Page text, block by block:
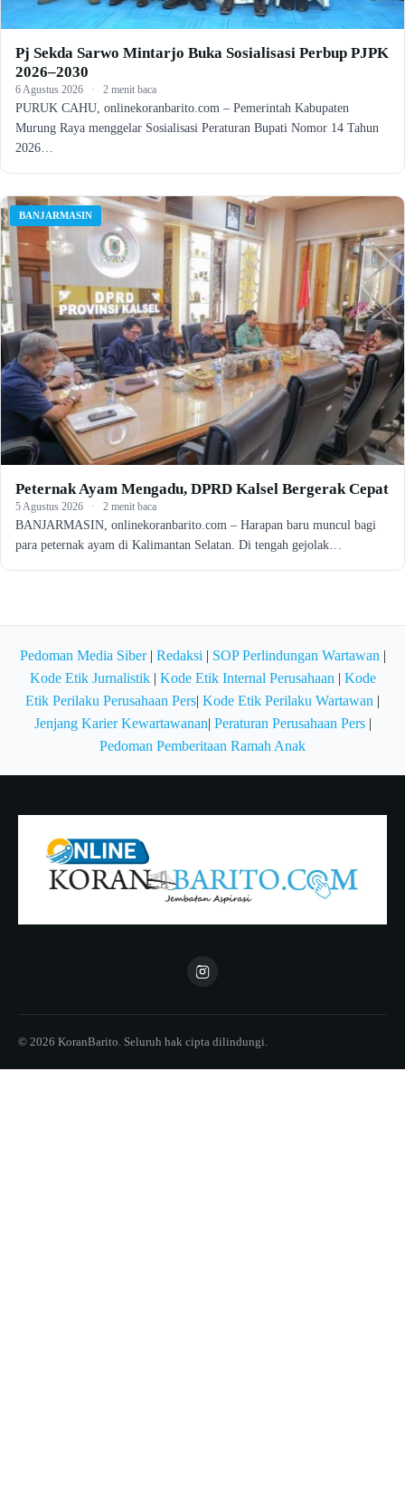
Pj Sekda Sarwo Mintarjo Buka Sosialisasi Perbup PJPK
2026–2030
6 Agustus 2026 · 2 menit baca
PURUK CAHU, onlinekoranbarito.com – Pemerintah Kabupaten
Murung Raya menggelar Sosialisasi Peraturan Bupati Nomor 14 Tahun
2026…
BANJARMASIN
Peternak Ayam Mengadu, DPRD Kalsel Bergerak Cepat
5 Agustus 2026 · 2 menit baca
BANJARMASIN, onlinekoranbarito.com – Harapan baru muncul bagi
para peternak ayam di Kalimantan Selatan. Di tengah gejolak…
Pedoman Media Siber| Redaksi | SOP Perlindungan Wartawan |
Kode Etik Jurnalistik| Kode Etik Internal Perusahaan | Kode
Etik Perilaku Perusahaan Pers| Kode Etik Perilaku Wartawan |
Jenjang Karier Kewartawanan| Peraturan Perusahaan Pers|
Pedoman Pemberitaan Ramah Anak
© 2026 KoranBarito. Seluruh hak cipta dilindungi.